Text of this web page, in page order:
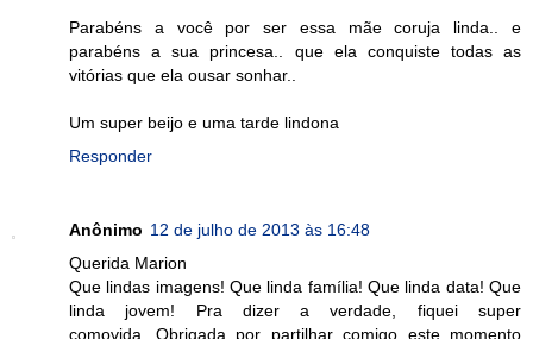
Parabéns a você por ser essa mãe coruja linda.. e
parabéns a sua princesa.. que ela conquiste todas as
vitórias que ela ousar sonhar..
Um super beijo e uma tarde lindona
Responder
Anônimo 12 de julho de 2013 às 16:48
Querida Marion
Que lindas imagens! Que linda família! Que linda data! Que
linda jovem! Pra dizer a verdade, fiquei super
comovida...Obrigada por partilhar comigo este momento